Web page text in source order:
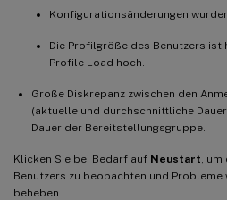
Konfigurationsänderungen
Die Profilgröße des Benutzers ist
Profile Load hoch.
Große Diskrepanz zwischen den
(aktuelle und durchschnittliche
Dauer der Bereitstellungsgruppe.
Klicken Sie bei Bedarf auf Neustart ,
Benutzers zu beobachten und
beheben.